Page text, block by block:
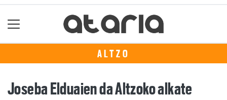
ALTZO
Joseba Elduaien da Altzoko alkate